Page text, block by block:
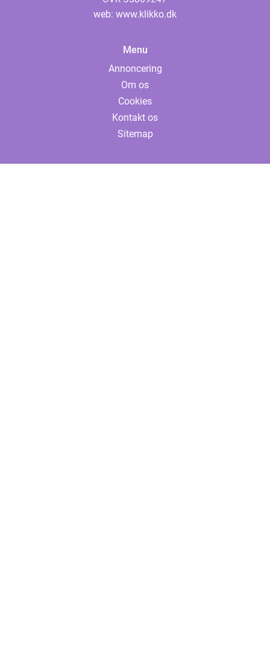
web: www.klikko.dk
Menu
Annoncering
Om os
Cookies
Kontakt os
Sitemap